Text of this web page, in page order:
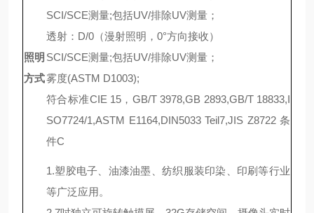
照明
方式
SCI/SCE测量;包括UV/排除UV测量；
透射：D/0（漫射照明，0°方向接收）
SCI/SCE测量;包括UV/排除UV测量；
雾度(ASTM D1003);
符合标准CIE 15，GB/T 3978,GB 2893,GB/T 18833,I
SO7724/1,ASTM E1164,DIN5033 Teil7,JIS Z8722 条
件C
1.塑胶电子、油漆油墨、纺织服装印染、印刷等行业
等广泛应用。